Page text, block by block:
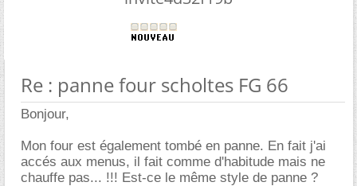
Re : panne four scholtes FG 66
Bonjour,
Mon four est également tombé en panne. En fait j'ai
accés aux menus, il fait comme d'habitude mais ne
chauffe pas... !!! Est-ce le même style de panne ?